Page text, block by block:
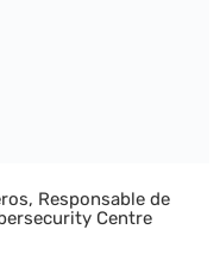
Responsable de
Centre